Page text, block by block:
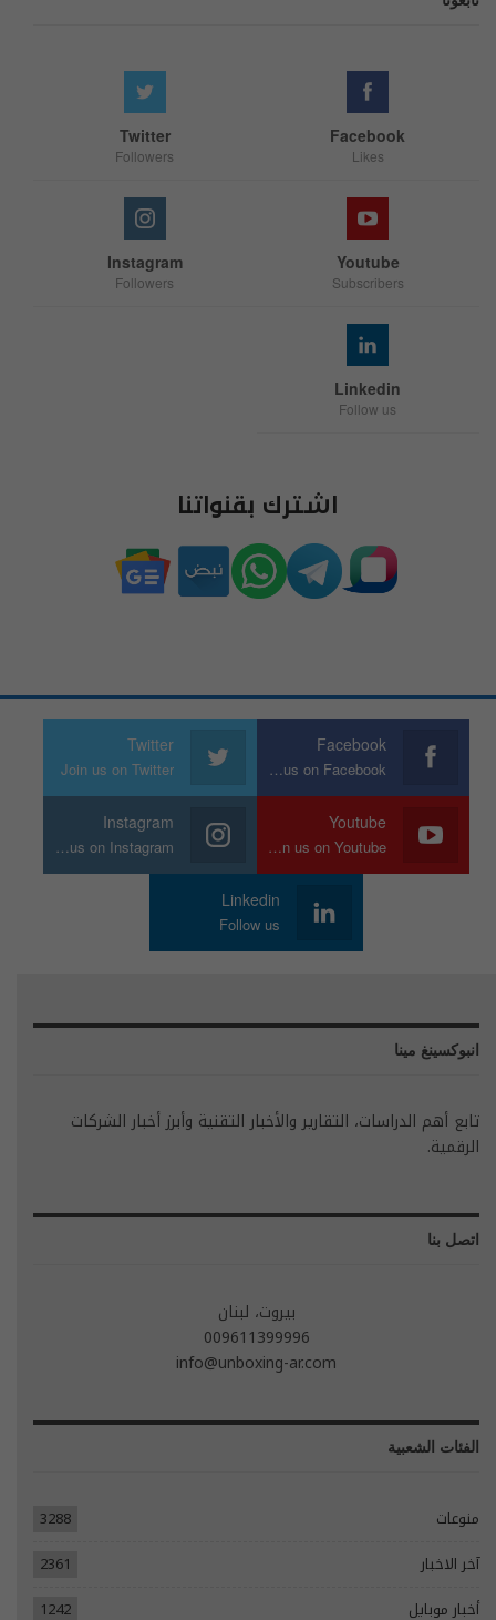
Facebook
Likes
Twitter
Followers
Youtube
Subscribers
Instagram
Followers
Linkedin
Follow us
اشترك بقنواتنا
Facebook
Join us on Facebook
Twitter
Join us on Twitter
Youtube
Join us on Youtube
Instagram
Join us on Instagram
Linkedin
Follow us
انبوكسينغ مينا
تابع أهم الدراسات، التقارير والأخبار التقنية وأبرز أخبار الشركات
الرقمية.
اتصل بنا
بيروت، لبنان
009611399996
info@unboxing-ar.com
الفئات الشعبية
منوعات
3288
آخر الاخبار
2361
أخبار موبايل
1242